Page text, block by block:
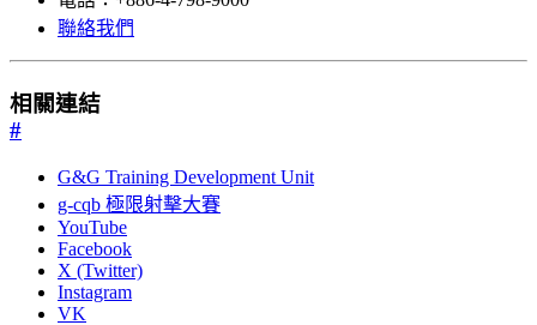
聯絡我們
相關連結
#
G&G Training Development Unit
g-cqb 極限射擊大賽
YouTube
Facebook
X (Twitter)
Instagram
VK